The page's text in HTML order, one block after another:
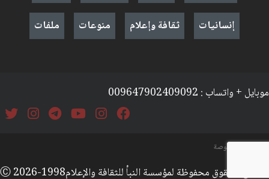
إنسانيات
ثقافة وإعلام منوعات ملفات
موبايل + واتساب : 009647902409092
السياسة والخصوصة
جميع الحقوق محفوظة لمؤسسة النبأ للثقافة والإعلامⒸ 2026-1998